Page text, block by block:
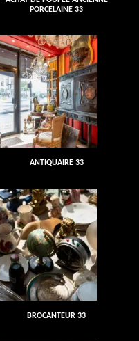
PORCELAINE 33
ANTIQUAIRE 33
BROCANTEUR 33